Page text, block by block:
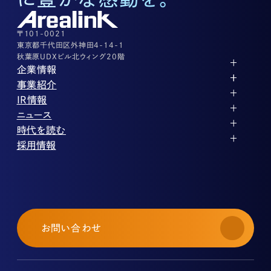
03-3526-8556
その他上記に当てはまらない案件等
03-3526-8556
〒101-0021
東京都千代田区外神田4-14-1
秋葉原UDXビル北ウィング20階
企業情報
代表メッセージ
企業理念
会社概要
役員紹介
沿革
コーポレートガバナンス
事業紹介
ストレージ事業
パートナー制度
ストレージライフ
土地権利整備事業
オフィス事業
アセット事業
IR情報
IRカレンダー
中期経営計画
事業等のリスク
株式・株主情報
個人投資家の皆様へ
よくある質問・用語集
IRメール登録
免責事項
ニュース
PR
IR
時代を読む
投稿一覧
採用情報
採用エントリー
お問い合わせ